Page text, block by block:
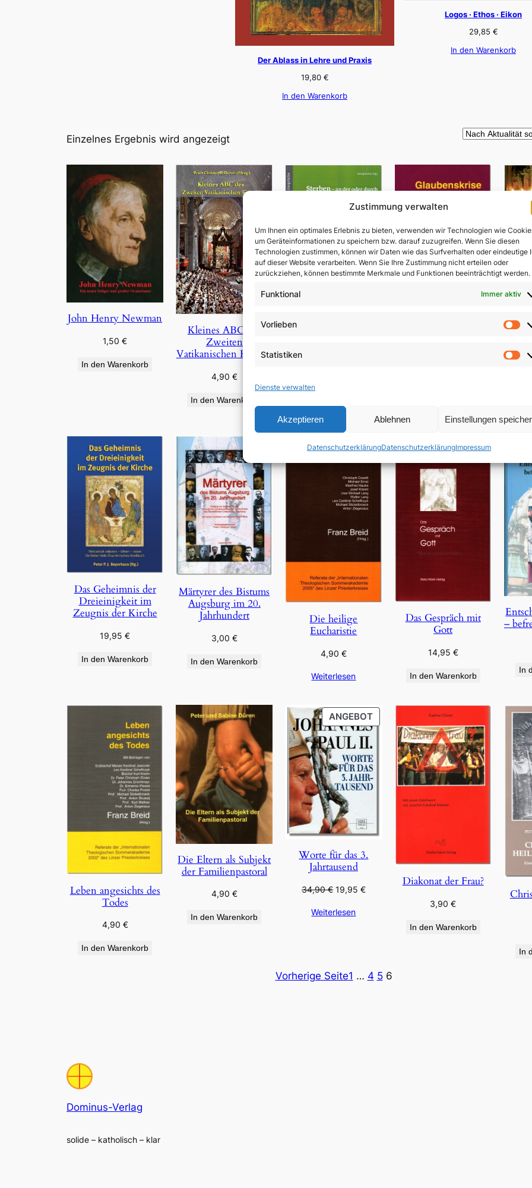
Zustimmung verwalten
Um Ihnen ein optimales Erlebnis zu bieten, verwenden wir Technologien wie
um Geräteinformationen zu speichern bzw. darauf zuzugreifen. Wenn Sie diesen
Technologien zustimmen, können wir Daten wie das Surfverhalten oder eindeutige
auf dieser Website verarbeiten. Wenn Sie Ihre Zustimmung nicht erteilen oder
zurückziehen, können bestimmte Merkmale und Funktionen beeinträchtigt werden.
Funktional Immer aktiv
Vorlieben
Statistiken
Dienste verwalten
Akzeptieren Ablehnen Einstellungen
DatenschutzerklärungDatenschutzerklärungImpressum
Der Ablass in Lehre und Praxis
19,80 €
In den Warenkorb
Logos · Ethos · Eikon
29,85 €
In den Warenkorb
Einzelnes Ergebnis wird angezeigt
John Henry Newman
1,50€
In den Warenkorb
Kleines ABC des
Zweiten
Vatikanischen Konzils
4,90 €
In den Warenkorb
durch die Hand des
In den Warenkorb
In
Das Geheimnis der
Dreieinigkeit im
Zeugnis der Kirche
19,95€
In den Warenkorb
Märtyrer des Bistums
Augsburg im 20.
Jahrhundert
3,00 €
In den Warenkorb
Die heilige
Eucharistie
4,90 €
Weiterlesen
Das Gespräch mit
Gott
14,95 €
In den Warenkorb
–
In
Leben angesichts des
Todes
4,90 €
In den Warenkorb
Die Eltern als Subjekt
der Familienpastoral
4,90 €
In den Warenkorb
ANGEBOTPRODUKT
IM
ANGEBOT
Worte für das 3.
Jahrtausend
34,90€ Ursprünglicher
war:
19,95 €Aktueller
Weiterlesen
Diakonat der Frau?
3,90€
In den Warenkorb
In
Vorherige Seite1 … 4 5 6
Dominus-Verlag
solide – katholisch – klar